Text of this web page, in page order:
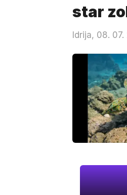
star
Idrija, 08.